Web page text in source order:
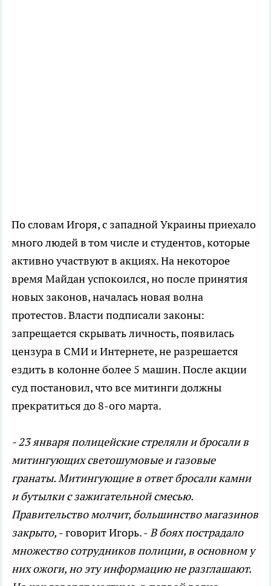
По словам Игоря, с западной Украины приехало
много людей в том числе и студентов, которые
активно участвуют в акциях. На некоторое
время Майдан успокоился, но после принятия
новых законов, началась новая волна
протестов.Власти подписали законы:
запрещается скрывать личность, появилась
цензура в СМИ и Интернете, не разрешается
ездить в колонне более 5 машин.После акции
суд постановил, что все митинги должны
прекратиться до 8-ого марта.
- 23 января полицейские стреляли и бросали в
митингующихсветошумовые и газовые
гранаты. Митингующиев ответ бросали камни
ибутылки с зажигательной смесью.
Правительство молчит, большинство магазинов
закрыто, - говорит Игорь. -В боях пострадало
множество сотрудников полиции, в основном у
них ожоги, но эту информацию не разглашают.